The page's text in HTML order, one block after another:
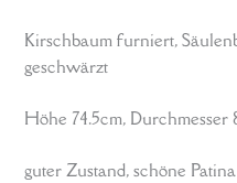
Kirschbaum furniert,
geschwärzt
Höhe 74.5cm, Durchmesser
guter Zustand, schöne Patina